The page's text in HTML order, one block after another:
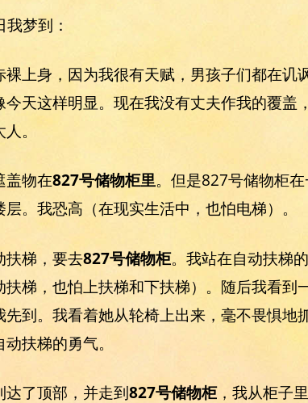
梦到：
上身，因为我很有天赋，男孩子们都在讥
天这样明显。现在我没有丈夫作我的覆盖
。
盖物在827号储物柜里。但是827号储物柜
。我恐高（在现实生活中，也怕电梯）。
扶梯，要去827号储物柜。我站在自动扶梯
扶梯，也怕上扶梯和下扶梯）。随后我看到
到。我看着她从轮椅上出来，毫不畏惧地
扶梯的勇气。
达了顶部，并走到827号储物柜，我从柜子